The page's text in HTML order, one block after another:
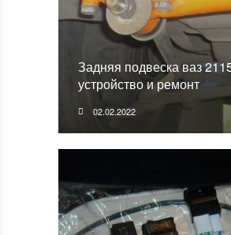
Задняя подвеска ваз
устройство и ремонт
02.02.2022